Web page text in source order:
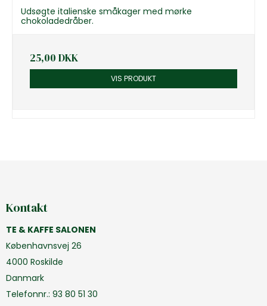
Udsøgte italienske småkager med mørke
chokoladedråber.
25,00 DKK
VIS PRODUKT
Kontakt
TE & KAFFE SALONEN
Københavnsvej 26
4000 Roskilde
Danmark
Telefonnr.: 93 80 51 30